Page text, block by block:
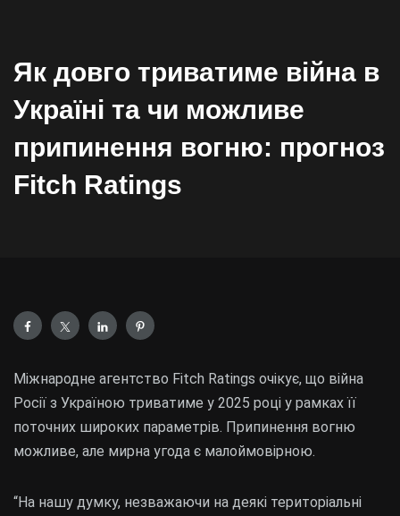
Як довго триватиме війна в
Україні та чи можливе
припинення вогню: прогноз
Fitch Ratings
Міжнародне агентство Fitch Ratings очікує, що війна
Росії з Україною триватиме у 2025 році у рамках її
поточних широких параметрів. Припинення вогню
можливе, але мирна угода є малоймовірною.
“На нашу думку, незважаючи на деякі територіальні